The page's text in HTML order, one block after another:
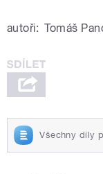
autoři: Tomáš
Všechny díly